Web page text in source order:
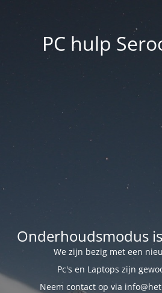
PC hulp
Onderhoudsmodus
We zijn bezig met een
Pc's en Laptops zijn
Neem contact op via